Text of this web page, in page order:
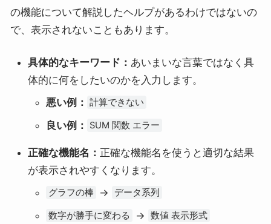
の機能について解説したヘルプがあるわけではないの
で、表示されないこともあります。
具体的なキーワード： あいまいな言葉ではなく具
体的に何をしたいのかを入力します。
悪い例： 計算できない
良い例： SUM 関数 エラー
正確な機能名： 正確な機能名を使うと適切な結果
が表示されやすくなります。
グラフの棒 → データ系列
数字が勝手に変わる → 数値 表示形式